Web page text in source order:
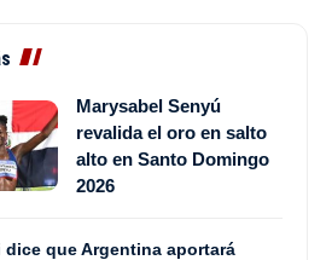
Marysabel Senyú
revalida el oro en salto
alto en Santo Domingo
2026
dice que Argentina aportará